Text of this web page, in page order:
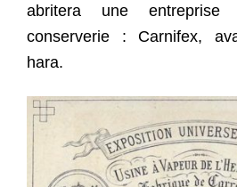
abritera une
conserverie : Carnifex,
hara.